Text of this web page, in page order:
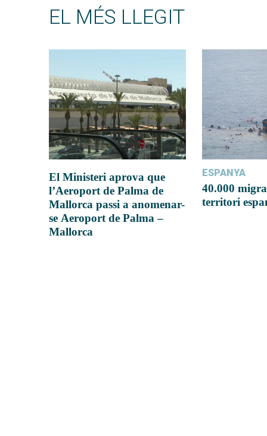
EL MÉS LLEGIT
El Ministeri aprova que
l’Aeroport de Palma de
Mallorca passi a anomenar-
se Aeroport de Palma –
Mallorca
ESPANYA
40.000
territori